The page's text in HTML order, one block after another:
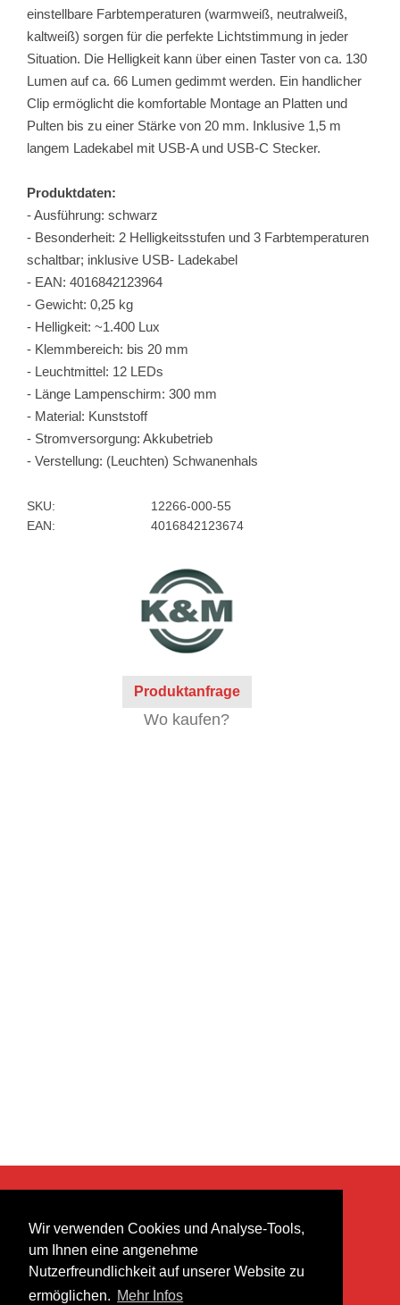
Wir verwenden Cookies und Analyse-Tools,
um Ihnen eine angenehme
Nutzerfreundlichkeit auf unserer Website zu
ermöglichen. Mehr Infos
einstellbare Farbtemperaturen (warmweiß, neutralweiß,
kaltweiß) sorgen für die perfekte Lichtstimmung in jeder
Situation. Die Helligkeit kann über einen Taster von ca. 130
Lumen auf ca. 66 Lumen gedimmt werden. Ein handlicher
Clip ermöglicht die komfortable Montage an Platten und
Pulten bis zu einer Stärke von 20 mm. Inklusive 1,5 m
langem Ladekabel mit USB-A und USB-C Stecker.
Produktdaten:
- Ausführung: schwarz
- Besonderheit: 2 Helligkeitsstufen und 3 Farbtemperaturen
schaltbar; inklusive USB- Ladekabel
- EAN: 4016842123964
- Gewicht: 0,25 kg
- Helligkeit: ~1.400 Lux
- Klemmbereich: bis 20 mm
- Leuchtmittel: 12 LEDs
- Länge Lampenschirm: 300 mm
- Material: Kunststoff
- Stromversorgung: Akkubetrieb
- Verstellung: (Leuchten) Schwanenhals
SKU:
12266-000-55
EAN:
4016842123674
Produktanfrage
Wo kaufen?
heer musik ag
Lättenstrasse 35
8952 Schlieren